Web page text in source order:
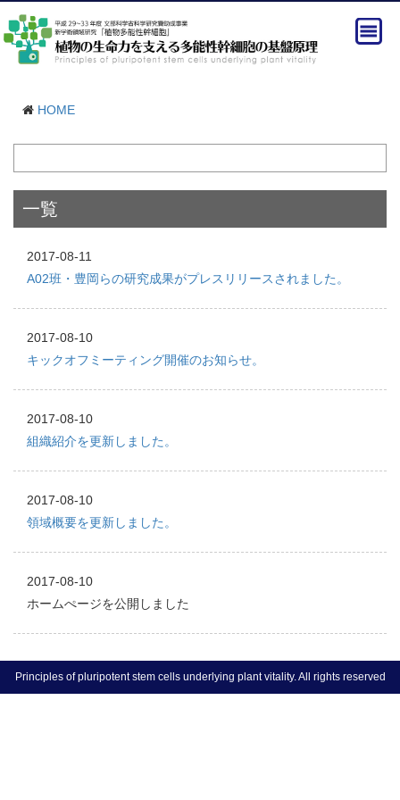
HOME
一覧
2017-08-11
A02班・豊岡らの研究成果がプレスリリースされました。
2017-08-10
キックオフミーティング開催のお知らせ。
2017-08-10
組織紹介を更新しました。
2017-08-10
領域概要を更新しました。
2017-08-10
ホームぺージを公開しました
Principles of pluripotent stem cells underlying plant vitality. All rights reserved